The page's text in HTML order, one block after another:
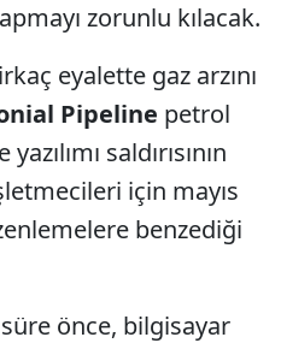
zorunlu kılacak.
eyalette gaz arzını
Pipeline petrol
saldırısının
için mayıs
benzediği
süre önce, bilgisayar